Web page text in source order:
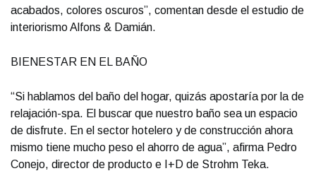
acabados, colores oscuros”, comentan desde el estudio de
interiorismo Alfons & Damián.
BIENESTAR EN EL BAÑO
“Si hablamos del baño del hogar, quizás apostaría por la de
relajación-spa. El buscar que nuestro baño sea un espacio
de disfrute. En el sector hotelero y de construcción ahora
mismo tiene mucho peso el ahorro de agua”, afirma Pedro
Conejo, director de producto e I+D de Strohm Teka.